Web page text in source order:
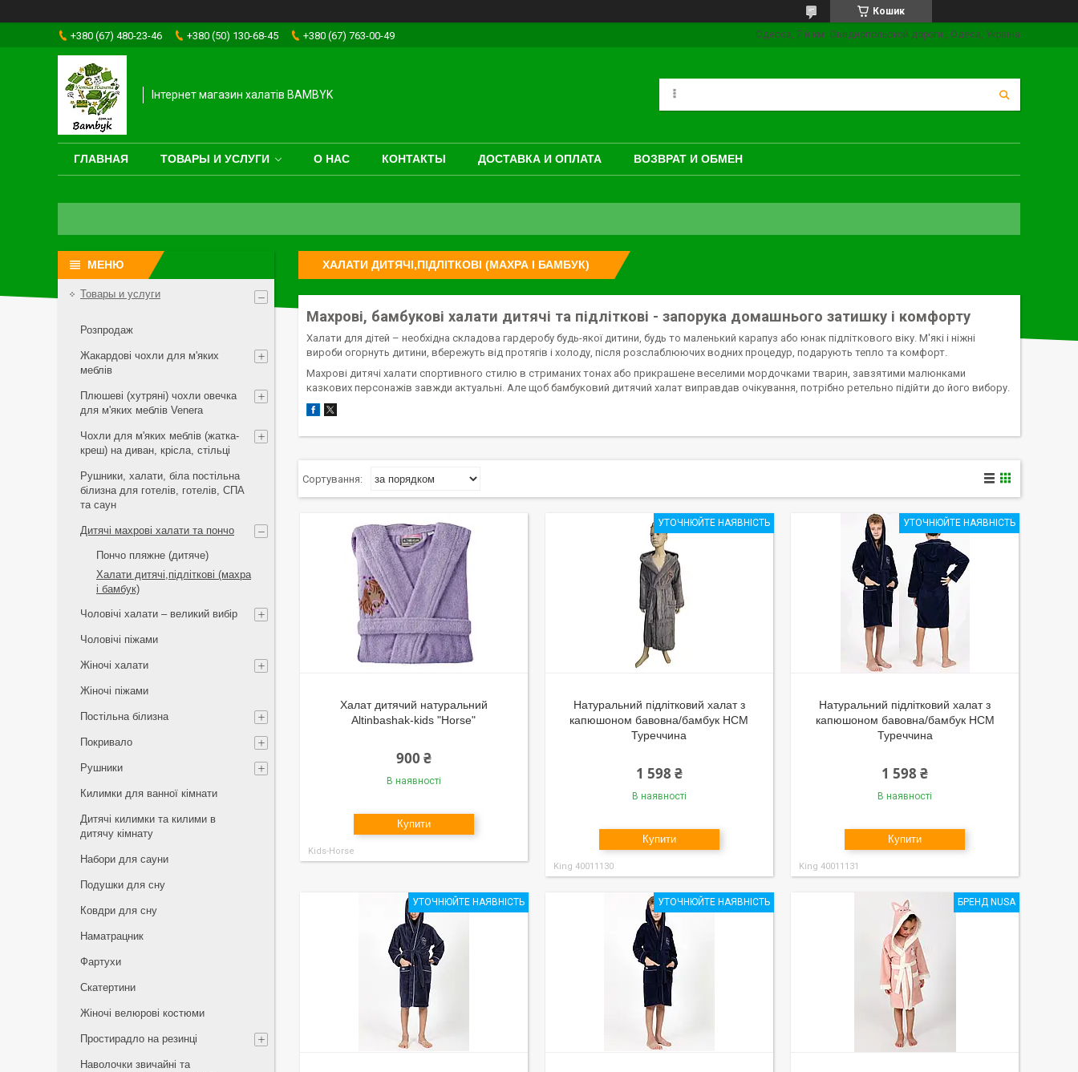
Кошик
+380 (67) 480-23-46 +380 (50) 130-68-45 +380 (67) 763-00-49 Одесса, 7 й км. Овидиопольской дороги., Одеса, Україна
Інтернет магазин халатів BAMBYK
ГЛАВНАЯ ТОВАРЫ И УСЛУГИ О НАС КОНТАКТЫ ДОСТАВКА И ОПЛАТА ВОЗВРАТ И ОБМЕН
ХАЛАТИ ДИТЯЧІ,ПІДЛІТКОВІ (МАХРА І БАМБУК)
Махрові, бамбукові халати дитячі та підліткові - запорука домашнього затишку і комфорту
Халати для дітей – необхідна складова гардеробу будь-якої дитини, будь то маленький карапуз або юнак підліткового віку. М'які і ніжні
вироби огорнуть дитини, вбережуть від протягів і холоду, після розслаблюючих водних процедур, подарують тепло та комфорт.
Махрові дитячі халати спортивного стилю в стриманих тонах або прикрашене веселими мордочками тварин, завзятими малюнками
казкових персонажів завжди актуальні. Але щоб бамбуковий дитячий халат виправдав очікування, потрібно ретельно підійти до його вибору.
Халат дитячий натуральний
Altinbashak-kids "Horse"
900 ₴
В наявності
Купити
Kids-Horse
УТОЧНЮЙТЕ НАЯВНІСТЬ
Натуральний підлітковий халат з
капюшоном бавовна/бамбук HCM
Туреччина
1 598 ₴
В наявності
Купити
King 40011130
УТОЧНЮЙТЕ НАЯВНІСТЬ
Натуральний підлітковий халат з
капюшоном бавовна/бамбук HCM
Туреччина
1 598 ₴
В наявності
Купити
King 40011131
УТОЧНЮЙТЕ НАЯВНІСТЬ УТОЧНЮЙТЕ НАЯВНІСТЬ БРЕНД NUSA
Товары и услуги
Розпродаж
Жакардові чохли для м'яких
меблів
Плюшеві (хутряні) чохли овечка
для м'яких меблів Venera
Чохли для м'яких меблів (жатка-
креш) на диван, крісла, стільці
Рушники, халати, біла постільна
білизна для готелів, готелів, СПА
та саун
Дитячі махрові халати та пончо
Пончо пляжне (дитяче)
Халати дитячі,підліткові (махра
і бамбук)
Чоловічі халати – великий вибір
Чоловічі піжами
Жіночі халати
Жіночі піжами
Постільна білизна
Покривало
Рушники
Килимки для ванної кімнати
Дитячі килимки та килими в
дитячу кімнату
Набори для сауни
Подушки для сну
Ковдри для сну
Наматрацник
Фартухи
Скатертини
Жіночі велюрові костюми
Простирадло на резинці
Наволочки звичайні та